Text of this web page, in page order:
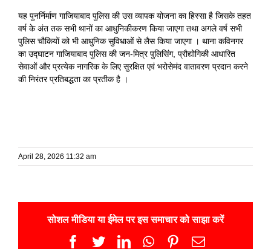
यह पुनर्निर्माण गाजियाबाद पुलिस की उस व्यापक योजना का हिस्सा है जिसके तहत
वर्ष के अंत तक सभी थानों का आधुनिकीकरण किया जाएगा तथा अगले वर्ष सभी
पुलिस चौकियों को भी आधुनिक सुविधाओं से लैस किया जाएगा । थाना कविनगर
का उद्घाटन गाजियाबाद पुलिस की जन-मित्र पुलिसिंग, प्रौद्योगिकी आधारित
सेवाओं और प्रत्येक नागरिक के लिए सुरक्षित एवं भरोसेमंद वातावरण प्रदान करने
की निरंतर प्रतिबद्धता का प्रतीक है ।
April 28, 2026 11:32 am
सोशल मीडिया या ईमेल पर इस समाचार को साझा करें
Facebook
TwitterLinkedInWhatsApp
Pinterest
Email